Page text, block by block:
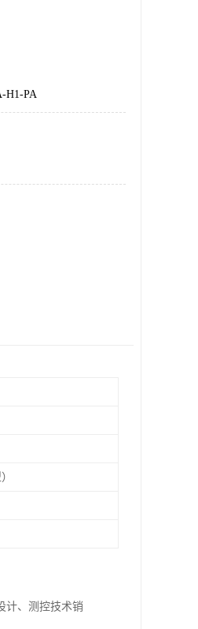
H1-PA
计、测控技术销